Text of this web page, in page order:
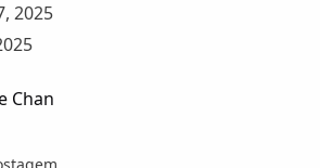
2025
Chan